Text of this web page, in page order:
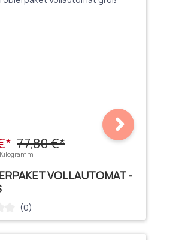
77,80 €*
VOLLAUTOMAT -
Bewertung von 0 von 5 Sternen
(0)